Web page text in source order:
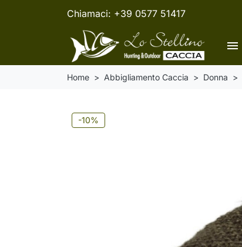
Chiamaci: +39 0577 51417
menu
Home Abbigliamento Caccia Donna
-10%